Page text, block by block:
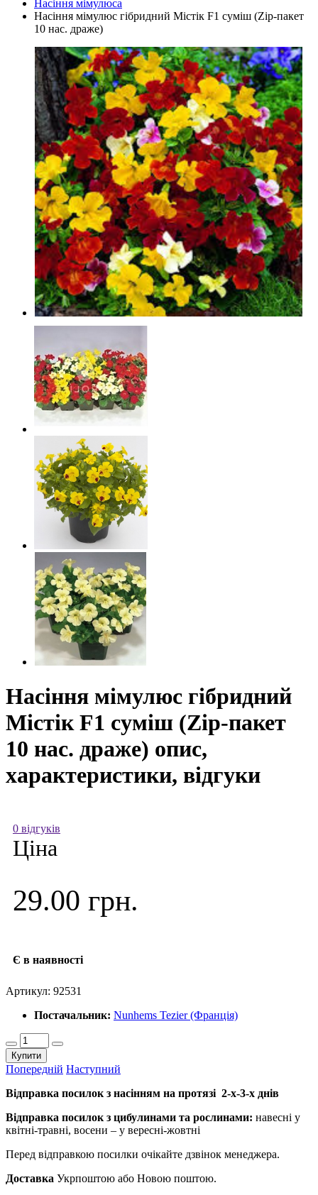
Насіння мімулюса
Насіння мімулюс гібридний Містік F1 суміш (Zip-пакет
10 нас. драже)
Насіння мімулюс гібридний
Містік F1 суміш (Zip-пакет
10 нас. драже) опис,
характеристики, відгуки
0 відгуків
Ціна
29.00 грн.
Є в наявності
Артикул: 92531
Постачальник: Nunhems Tezier (Франція)
Купити
Попередній Наступний
Відправка посилок з насінням на протязі 2-х-3-х днів
Відправка посилок з цибулинами та рослинами: навесні у
квітні-травні, восени – у вересні-жовтні
Перед відправкою посилки очікайте дзвінок менеджера.
Доставка Укрпоштою або Новою поштою.